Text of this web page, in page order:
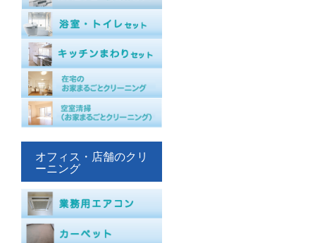
オフィス・店舗のクリ
ーニング